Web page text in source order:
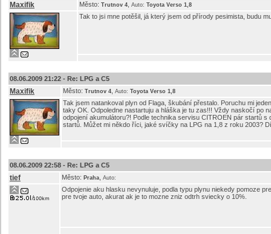
Maxifik Město: Trutnov 4 Auto: Toyota Verso 1,8
Tak to jsi mne potěšil, já který jsem od přírody pesimista, budu
08.06.2009 21:22 - Re: LPG a C5
Maxifik Město: Trutnov 4 Auto: Toyota Verso 1,8
Tak jsem natankoval plyn od Flaga, škubání přestalo. Poruchu mi
taky OK. Odpoledne nastartuju a hláška je tu zas!!! Vždy naskočí po
odpojení akumulátoru?! Podle technika servisu CITROEN pár startů
startů. Můžet mi někdo říci, jaké svíčky na LPG na 1,8 z roku 2003?
08.06.2009 22:58 - Re: LPG a C5
tief Město: Praha Auto:
Odpojenie aku hlasku nevynuluje, podla typu plynu niekedy pomoze
pre tvoje auto, akurat ak je to mozne zniz odtrh sviecky o 10%.